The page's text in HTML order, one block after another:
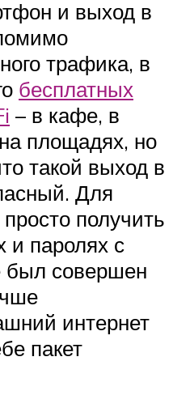
и выход в
трафика, в
бесплатных
– в кафе, в
площадях, но
такой выход в
Для
получить
и паролях с
был совершен
интернет
пакет